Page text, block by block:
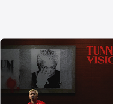
口
中
打
开)